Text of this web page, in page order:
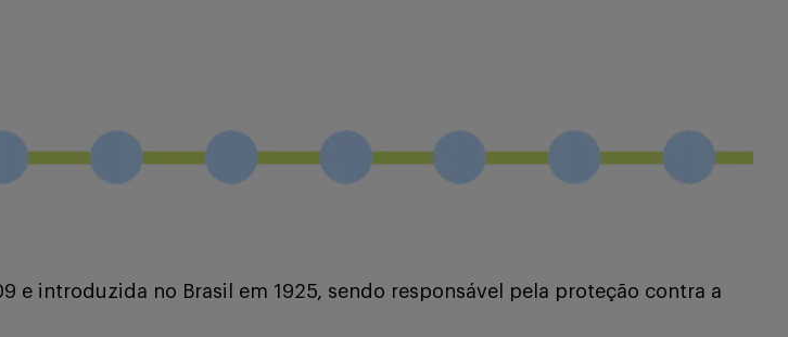
e introduzida no Brasil em 1925, sendo responsável pela proteção contra a